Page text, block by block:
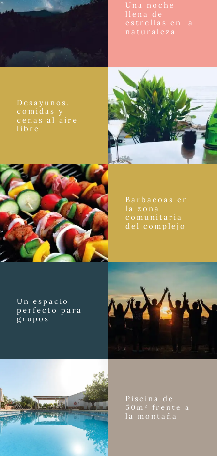
Una noche
llena de
estrellas en la
naturaleza
Desayunos,
comidas y
cenas al aire
libre
Barbacoas en
la zona
comunitaria
del complejo
Un espacio
perfecto para
grupos
Piscina de
50m² frente a
la montaña